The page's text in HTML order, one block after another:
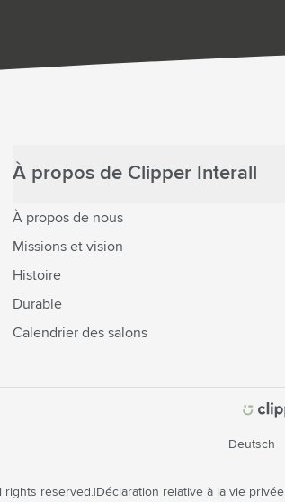
À propos de Clipper Interall
À propos de nous
Missions et vision
Histoire
Durable
Calendrier des salons
Deutsch
reserved. Déclaration relative à la vie privée